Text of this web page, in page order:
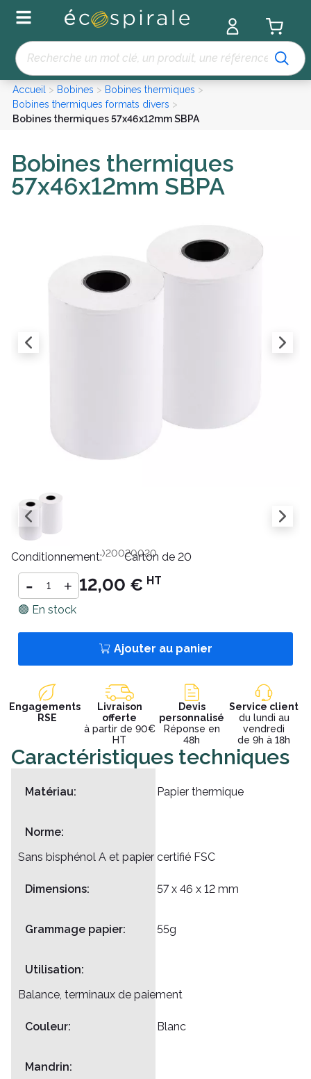
Recherche
Accueil > Bobines > Bobines thermiques >
Bobines thermiques formats divers >
Bobines thermiques 57x46x12mm SBPA
Bobines thermiques
57x46x12mm SBPA
Référence :BT057C020020020
Conditionnement: Carton de 20
- + 12,00 € HT
🟢 En stock
Ajouter au panier
Engagements
RSE
Livraison
offerte
à partir de 90€
HT
Devis
personnalisé
Réponse en
48h
Service client
du lundi au
vendredi
de 9h à 18h
Caractéristiques techniques
Matériau: Papier thermique
Norme:
Sans bisphénol A et papier certifié FSC
Dimensions: 57 x 46 x 12 mm
Grammage papier: 55g
Utilisation:
Balance, terminaux de paiement
Couleur: Blanc
Mandrin:
Panneau de gestion des cookies